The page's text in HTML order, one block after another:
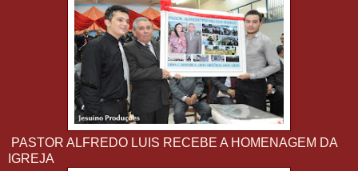
PASTOR ALFREDO LUIS RECEBE A HOMENAGEM DA
IGREJA